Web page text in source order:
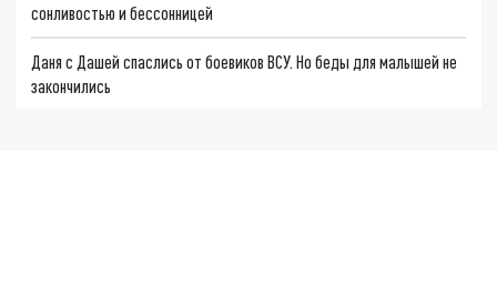
сонливостью и бессонницей
Даня с Дашей спаслись от боевиков ВСУ. Но беды для малышей не
закончились